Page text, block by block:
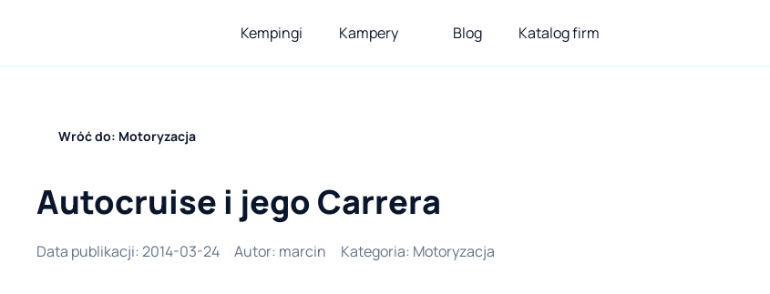
Kempingi Kampery Blog Katalog firm
Wróć do: Motoryzacja
Autocruise i jego Carrera
Data publikacji: 2014-03-24 Autor: marcin Kategoria: Motoryzacja